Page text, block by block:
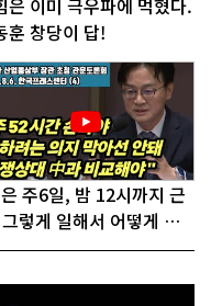
은 이미 극우파에 먹혔다.
훈 창당이 답!
주6일, 밤 12시까지 근
렇게 일해서 어떻게 경
냐 반문하더라"